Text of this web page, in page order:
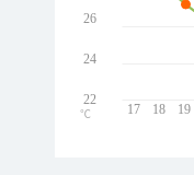
17 18 19
26
24
22
℃